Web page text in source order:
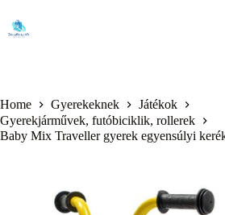
content
Home Gyerekeknek
Játékok
Gyerekjárművek, futóbiciklik, rollerek
Baby Mix Traveller gyerek egyensúlyi